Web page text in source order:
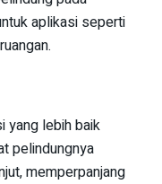
aplikasi seperti
yang lebih baik
pelindungnya
memperpanjang